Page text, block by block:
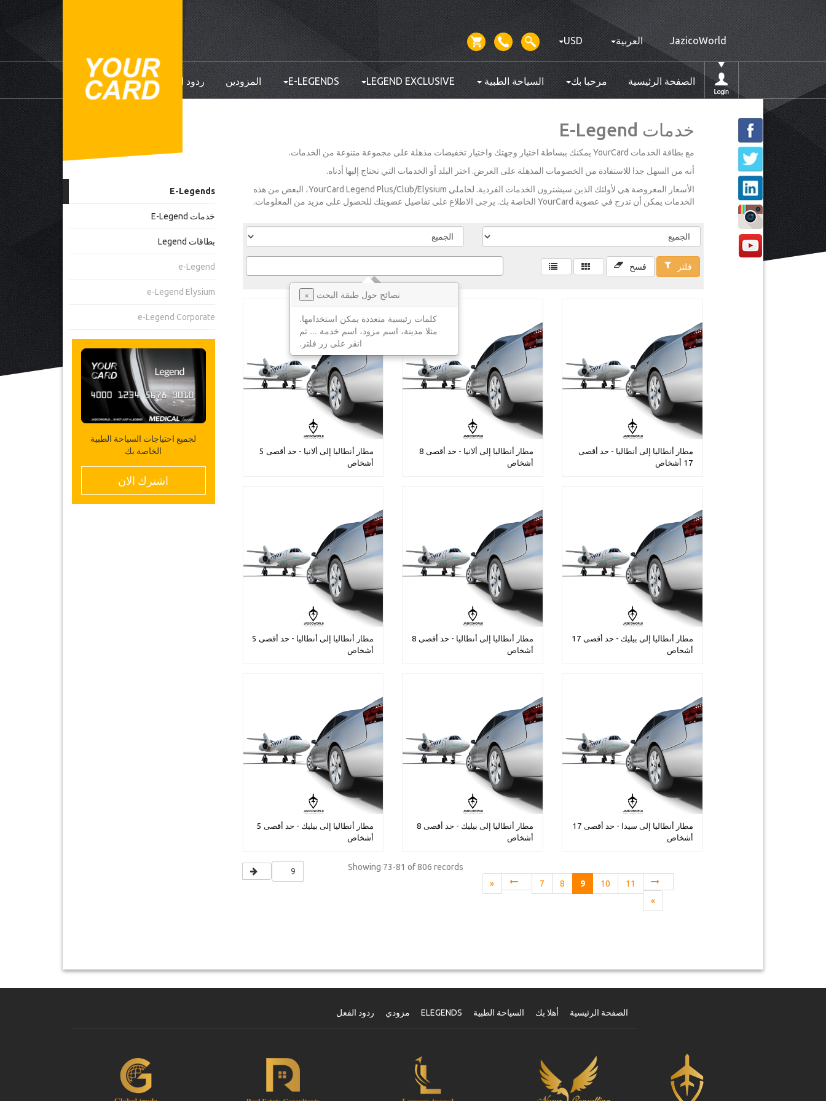
JazicoWorld العربية USD
الصفحة الرئيسية مرحبا بك السياحة الطبية LEGEND EXCLUSIVE
E-LEGENDS المزودين ردود الفعل
E-Legends
خدمات E-Legend
بطاقات Legend
e-Legend
e-Legend Elysium
e-Legend Corporate
لجميع احتياجات السياحة الطبية
الخاصة بك
اشترك الان
خدمات E-Legend
مع بطاقة الخدمات YourCard يمكنك ببساطة اختيار وجهتك واختيار تخفيضات مذهلة على مجموعة متنوعة من الخدمات.
أنه من السهل جدا للاستفادة من الخصومات المذهلة على العرض. اختر البلد أو الخدمات التي تحتاج إليها أدناه.
الأسعار المعروضة هي لأولئك الذين سيشترون الخدمات الفردية. لحاملي YourCard Legend Plus/Club/Elysium، البعض من هذه
الخدمات يمكن أن تدرج في عضوية YourCard الخاصة بك. يرجى الاطلاع على تفاصيل عضويتك للحصول على مزيد من المعلومات.
نصائح حول طبقة البحث
×
كلمات رئيسية متعددة يمكن استخدامها.
مثلا مدينة، اسم مزود، اسم خدمة ... ثم
انقر على زر فلتر.
فلتر فسخ
مطار أنطاليا إلى ألانيا - حد أقصى 5
أشخاص
مطار أنطاليا إلى ألانيا - حد أقصى 8
أشخاص
مطار أنطاليا إلى أنطاليا - حد أقصى
17 أشخاص
مطار أنطاليا إلى أنطاليا - حد أقصى 5
أشخاص
مطار أنطاليا إلى أنطاليا - حد أقصى 8
أشخاص
مطار أنطاليا إلى بيليك - حد أقصى 17
أشخاص
مطار أنطاليا إلى بيليك - حد أقصى 5
أشخاص
مطار أنطاليا إلى بيليك - حد أقصى 8
أشخاص
مطار أنطاليا إلى سيدا - حد أقصى 17
أشخاص
Showing 73-81 of 806 records
«
7 8 9 10
11
»
الصفحة الرئيسية أهلا بك السياحة الطبية ELEGENDS مزودي ردود الفعل